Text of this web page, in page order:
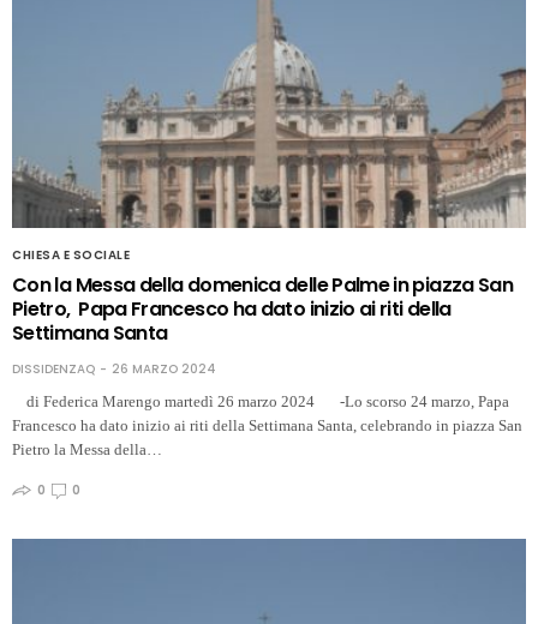
CHIESA E SOCIALE
Con la Messa della domenica delle Palme in piazza San
Pietro, Papa Francesco ha dato inizio ai riti della
Settimana Santa
DISSIDENZAQ
26 MARZO 2024
di Federica Marengo martedì 26 marzo 2024 -Lo scorso 24 marzo, Papa
Francesco ha dato inizio ai riti della Settimana Santa, celebrando in piazza San
Pietro la Messa della…
0 0